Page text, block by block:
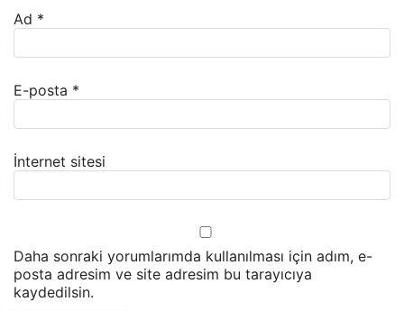
Ad *
E-posta *
İnternet sitesi
Daha sonraki yorumlarımda kullanılması için adım, e-
posta adresim ve site adresim bu tarayıcıya
kaydedilsin.